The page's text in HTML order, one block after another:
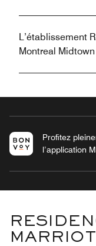
L’établissement
Montreal
Profitez
l’application